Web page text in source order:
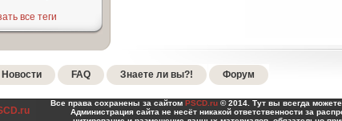
все теги
Новости FAQ Знаете ли вы?! Форум
Все права сохранены за сайтом PSCD.ru © 2014. Тут вы всегда
Администрация сайта не несёт никакой ответственности за